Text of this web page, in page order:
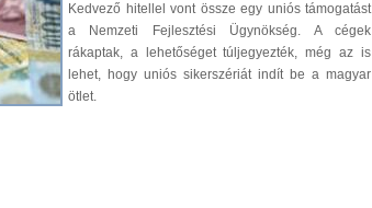
Kedvező hitellel vont össze egy uniós támogatást
a Nemzeti Fejlesztési Ügynökség. A cégek
rákaptak, a lehetőséget túljegyezték, még az is
lehet, hogy uniós sikerszériát indít be a magyar
ötlet.